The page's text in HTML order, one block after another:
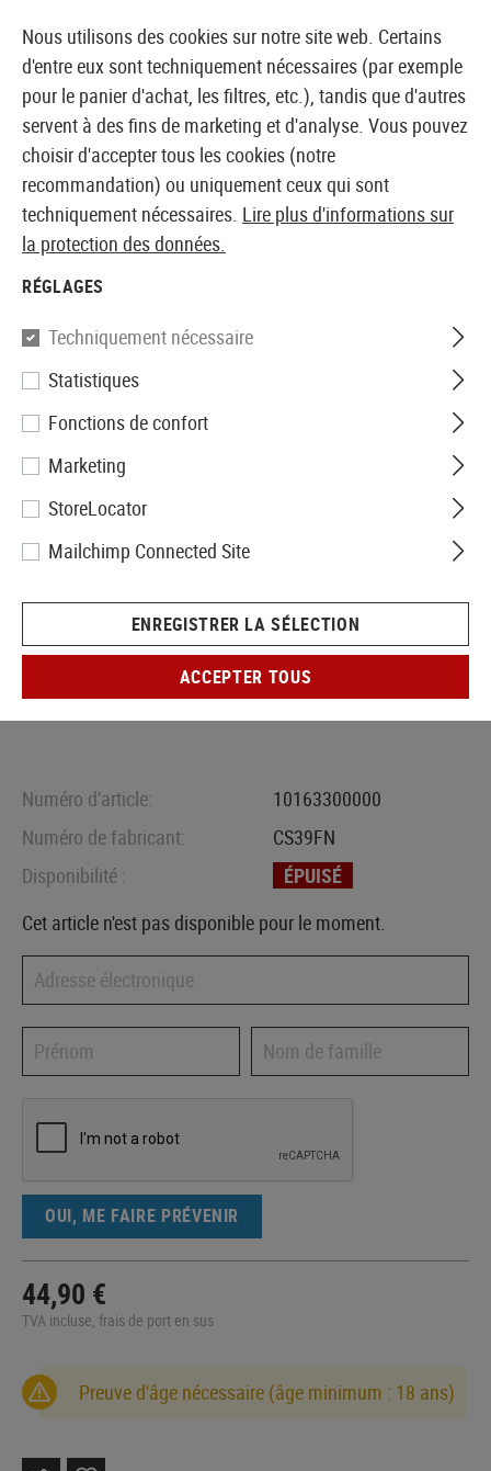
BOUTIQUE ET GROSSISTE EUROPÉEN AIRSOFT
Accueil Accessoires Couteaux et outils Couteaux
Cold Steel
Double Agent II
Numéro d'article:
10163300000
Numéro de fabricant:
CS39FN
Disponibilité :
ÉPUISÉ
Cet article n'est pas disponible pour le moment.
OUI, ME FAIRE PRÉVENIR
44,90 €
TVA incluse, frais de port en sus
Preuve d'âge nécessaire (âge minimum : 18 ans)
Nous utilisons des cookies sur notre site web. Certains
d'entre eux sont techniquement nécessaires (par exemple
pour le panier d'achat, les filtres, etc.), tandis que d'autres
servent à des fins de marketing et d'analyse. Vous pouvez
choisir d'accepter tous les cookies (notre
recommandation) ou uniquement ceux qui sont
techniquement nécessaires. Lire plus d'informations sur
la protection des données.
RÉGLAGES
Techniquement nécessaire
Statistiques
Fonctions de confort
Marketing
StoreLocator
Mailchimp Connected Site
ENREGISTRER LA SÉLECTION
ACCEPTER TOUS